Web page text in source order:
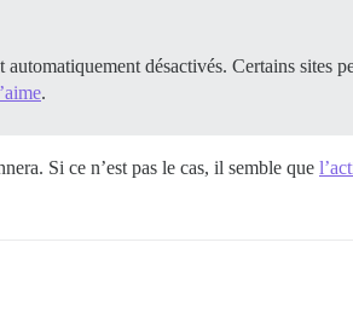
désactivés. Certains sites
.
Si ce n’est pas le cas, il semble que